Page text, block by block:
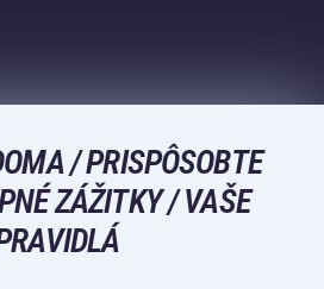
/ PRISPÔSOBTE
ZÁŽITKY / VAŠE